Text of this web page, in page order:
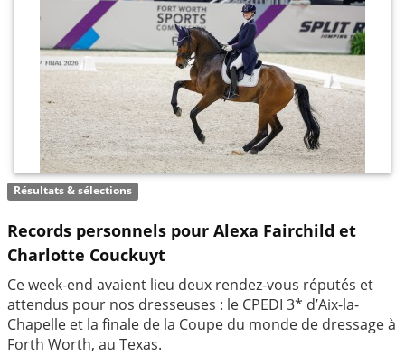
Résultats & sélections
Records personnels pour Alexa Fairchild et
Charlotte Couckuyt
Ce week-end avaient lieu deux rendez-vous réputés et
attendus pour nos dresseuses : le CPEDI 3* d’Aix-la-
Chapelle et la finale de la Coupe du monde de dressage à
Forth Worth, au Texas.